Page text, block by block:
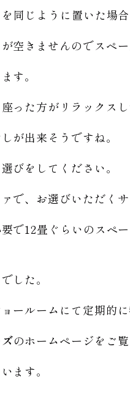
同じように置いた場
空きませんのでスペ
す。
った方がリラックス
が出来そうですね。
びをしてください。
で、お選びいただく
で12畳ぐらいのスペ
した。
ールームにて定期的
のホームページをご覧
ます。